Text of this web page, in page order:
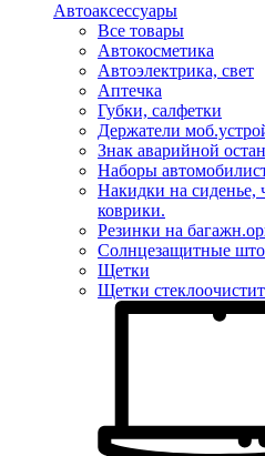
Автоаксессуары
Все товары
Автокосметика
Автоэлектрика, свет
Аптечка
Губки, салфетки
Держатели
Знак аварийной
Наборы
Накидки на сиденье,
коврики.
Резинки на
Солнцезащитные
Щетки
Щетки